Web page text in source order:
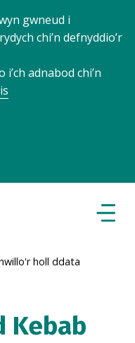
gwneud i
chi’n defnyddio’r
adnabod chi’n
holl ddata
Kebab